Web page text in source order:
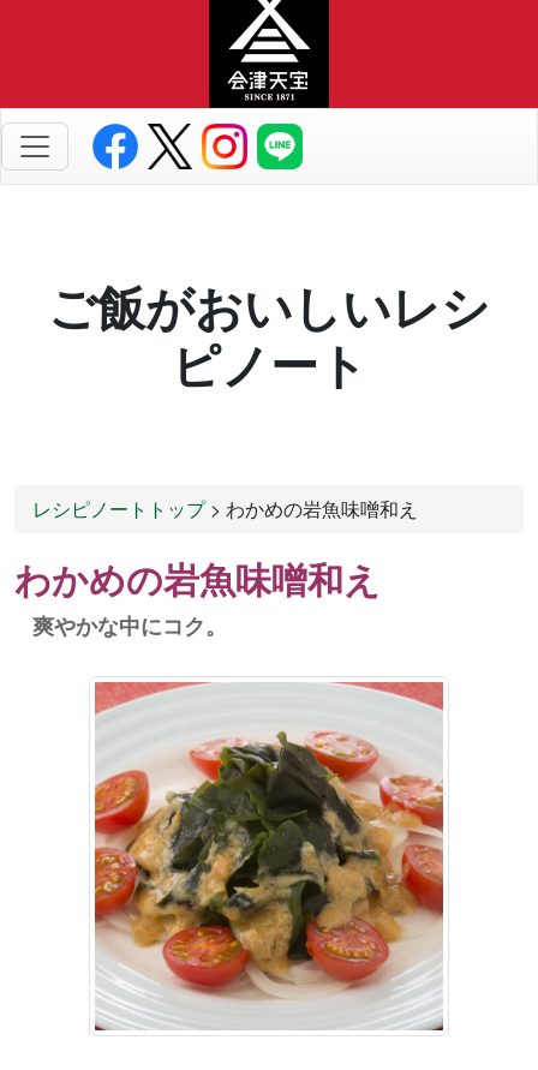
ご飯がおいしいレシ
ピノート
レシピノートトップ> わかめの岩魚味噌和え
わかめの岩魚味噌和え
爽やかな中にコク。